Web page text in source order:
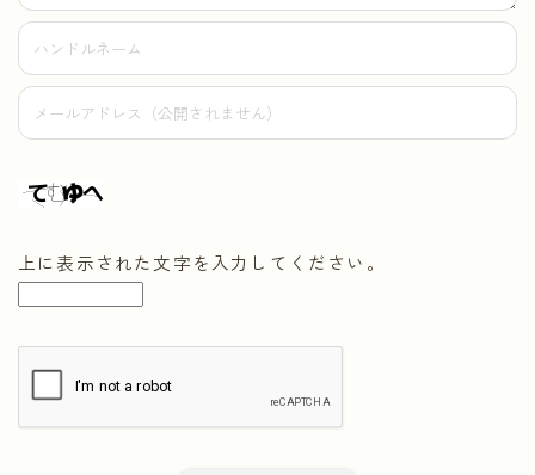
上に表示された文字を入力してください。